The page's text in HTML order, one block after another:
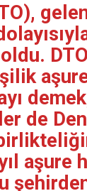
aşure
de
aşure